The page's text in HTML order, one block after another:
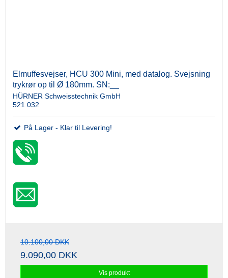
Elmuffesvejser, HCU 300 Mini, med datalog. Svejsning
trykrør op til Ø 180mm. SN:__
HÜRNER Schweisstechnik GmbH
521.032
På Lager - Klar til Levering!
10.100,00 DKK
9.090,00 DKK
Vis produkt